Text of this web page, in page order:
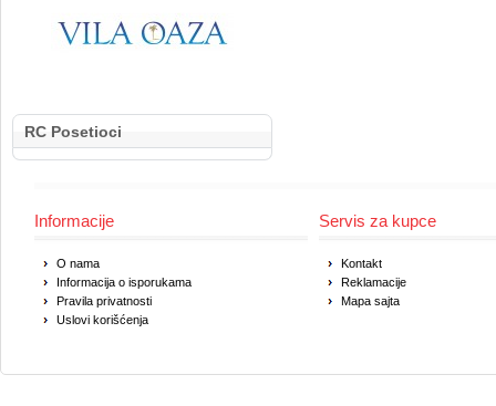
RC Posetioci
Informacije
O nama
Informacija o isporukama
Pravila privatnosti
Uslovi korišćenja
Servis za kupce
Kontakt
Reklamacije
Mapa sajta